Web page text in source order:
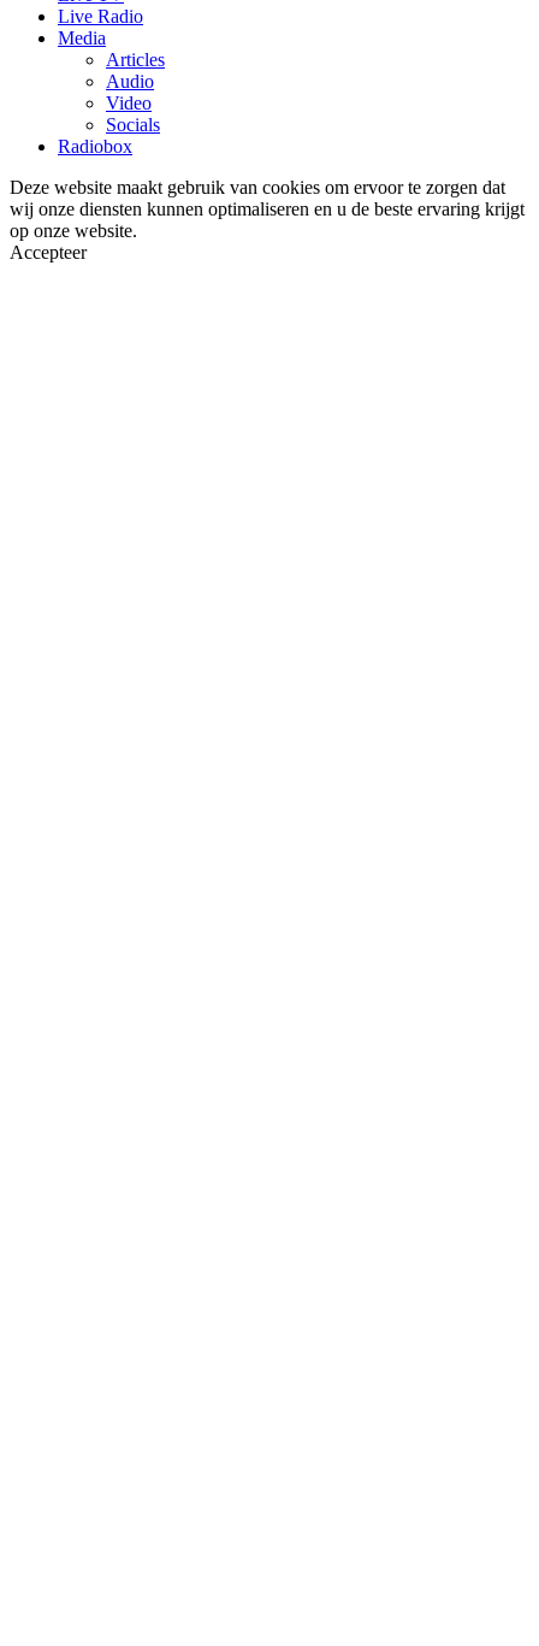
Live Radio
Media
Articles
Audio
Video
Socials
Radiobox
Deze website maakt gebruik van cookies om ervoor te zorgen dat
wij onze diensten kunnen optimaliseren en u de beste ervaring krijgt
op onze website.
Accepteer